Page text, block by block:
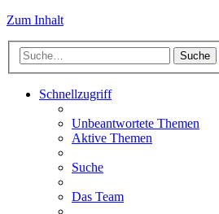
Zum Inhalt
Suche
Schnellzugriff
Unbeantwortete Themen
Aktive Themen
Suche
Das Team